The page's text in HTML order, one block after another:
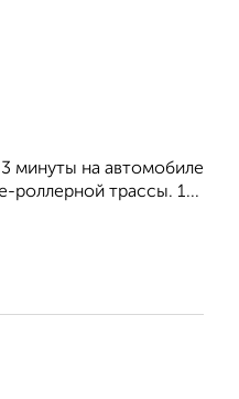
минуты на автомобиле
роллерной трассы. 1...